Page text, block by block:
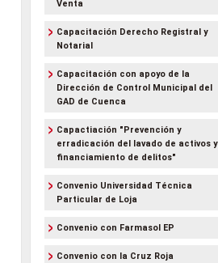
Venta
Capacitación Derecho Registral y
Notarial
Capacitación con apoyo de la
Dirección de Control Municipal del
GAD de Cuenca
Capactiación "Prevención y
erradicación del lavado de activos y
financiamiento de delitos"
Convenio Universidad Técnica
Particular de Loja
Convenio con Farmasol EP
Convenio con la Cruz Roja